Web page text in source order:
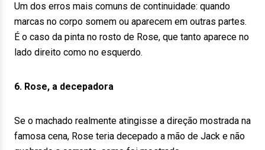
Um dos erros mais comuns de continuidade: quando
marcas no corpo somem ou aparecem em outras partes.
É o caso da pinta no rosto de Rose, que tanto aparece no
lado direito como no esquerdo.
6. Rose, a decepadora
Se o machado realmente atingisse a direção mostrada na
famosa cena, Rose teria decepado a mão de Jack e não